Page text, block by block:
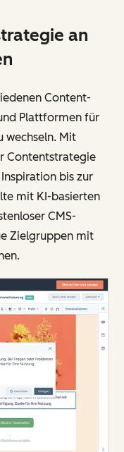
an
Content-
Plattformen für
wechseln. Mit
Contentstrategie
bis zur
mit KI-basierten
CMS-
Zielgruppen mit